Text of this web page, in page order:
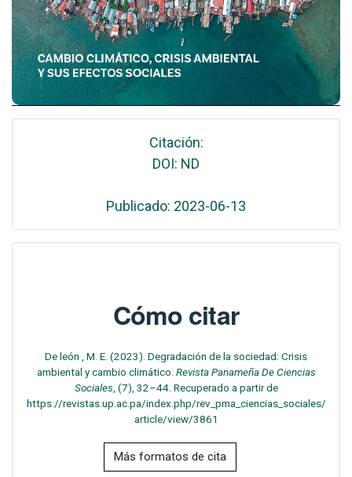
Citación:
DOI: ND
Publicado: 2023-06-13
Cómo citar
De león , M. E. (2023). Degradación de la sociedad: Crisis
ambiental y cambio climático. Revista Panameña De Ciencias
Sociales, (7), 32–44. Recuperado a partir de
https://revistas.up.ac.pa/index.php/rev_pma_ciencias_sociales/
article/view/3861
Más formatos de cita